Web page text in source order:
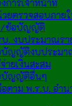
การเจ้าหน้าที่
ยตรวจสอบภาย
/ข้อบัญญัติ
. งบประมาณรา
ญญัติงบประมา
ายเงินสะสม
บัญญัติอื่นๆ
ตาม พ.ร.บ. อำน